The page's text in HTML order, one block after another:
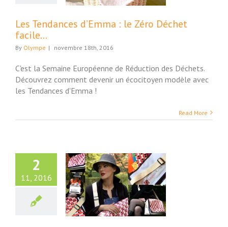
Les Tendances d’Emma : le Zéro Déchet
facile…
By Olympe | novembre 18th, 2016
C'est la Semaine Européenne de Réduction des Déchets.
Découvrez comment devenir un écocitoyen modèle avec
les Tendances d'Emma !
Read More
2
11, 2016
Rouge, l’avant-
de la mode
Upcycle…